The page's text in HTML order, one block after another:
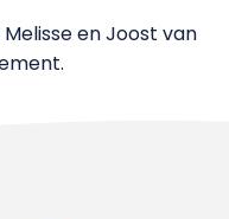
en Joost van